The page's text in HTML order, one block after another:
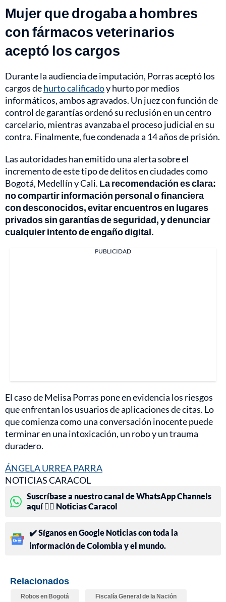
Mujer que drogaba a hombres
con fármacos veterinarios
aceptó los cargos
Durante la audiencia de imputación, Porras aceptó los
cargos dehurto calificadoy hurto por medios
informáticos, ambos agravados. Un juez con función de
control de garantías ordenó su reclusión en un centro
carcelario, mientras avanzaba el proceso judicial en su
contra. Finalmente, fue condenada a 14 años de prisión.
Las autoridades han emitido una alerta sobre el
incremento de este tipo de delitos en ciudades como
Bogotá, Medellín y Cali. La recomendación es clara:
no compartir información personal o financiera
con desconocidos, evitar encuentros en lugares
privados sin garantías de seguridad, y denunciar
cualquier intento de engaño digital.
PUBLICIDAD
El caso de Melisa Porras pone en evidencia los riesgos
que enfrentan los usuarios de aplicaciones de citas. Lo
que comienza como una conversación inocente puede
terminar en una intoxicación, un robo y un trauma
duradero.
ÁNGELA URREA PARRA
NOTICIAS CARACOL
Suscríbase a nuestro canal de WhatsApp Channels
aquí 👉🏻 Noticias Caracol
✔️ Síganos en Google Noticias con toda la
información de Colombia y el mundo.
Relacionados
Robos en Bogotá Fiscalía General de la Nación